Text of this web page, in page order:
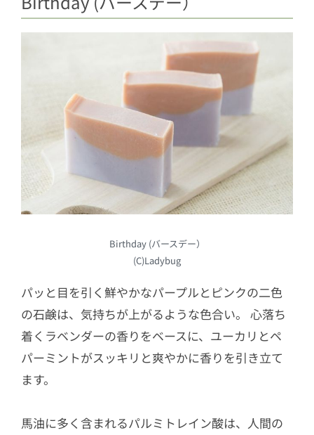
Birthday (バースデー）
(C)Ladybug
パッと目を引く鮮やかなパープルとピンクの二色
の石鹸は、気持ちが上がるような色合い。 心落ち
着くラベンダーの香りをベースに、ユーカリとペ
パーミントがスッキリと爽やかに香りを引き立て
ます。
馬油に多く含まれるパルミトレイン酸は、人間の